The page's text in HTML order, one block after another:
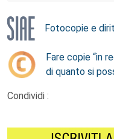
Fotocopie e
Fare copie “in
di quanto si
Condividi :